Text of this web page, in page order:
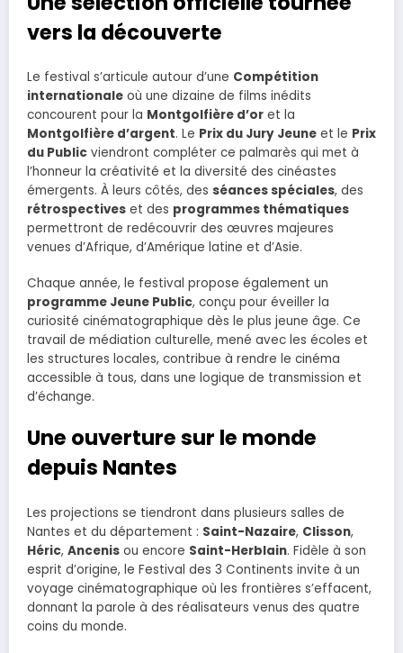
vers la découverte
Le festival s’articule autour d’une Compétition
internationale où une dizaine de films inédits
concourent pour la Montgolfière d’or et la
Montgolfière d’argent. Le Prix du Jury Jeune et le Prix
du Public viendront compléter ce palmarès qui met à
l’honneur la créativité et la diversité des cinéastes
émergents. À leurs côtés, des séances spéciales, des
rétrospectives et des programmes thématiques
permettront de redécouvrir des œuvres majeures
venues d’Afrique, d’Amérique latine et d’Asie.
Chaque année, le festival propose également un
programme Jeune Public, conçu pour éveiller la
curiosité cinématographique dès le plus jeune âge. Ce
travail de médiation culturelle, mené avec les écoles et
les structures locales, contribue à rendre le cinéma
accessible à tous, dans une logique de transmission et
d’échange.
Une ouverture sur le monde
depuis Nantes
Les projections se tiendront dans plusieurs salles de
Nantes et du département : Saint-Nazaire, Clisson,
Héric, Ancenis ou encore Saint-Herblain. Fidèle à son
esprit d’origine, le Festival des 3 Continents invite à un
voyage cinématographique où les frontières s’effacent,
donnant la parole à des réalisateurs venus des quatre
coins du monde.